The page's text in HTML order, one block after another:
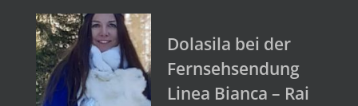
Dolasila bei der
Fernsehsendung
Linea Bianca – Rai